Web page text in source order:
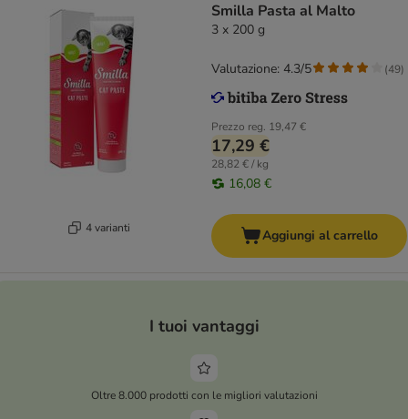
4 varianti
Smilla Pasta al Malto
3 x 200 g
Prezzo reg. 19,47 €
17,29 €
28,82 € / kg
16,08 €
Valutazione: 4.3/5 (49)
Aggiungi al carrello
I tuoi vantaggi
Oltre 8.000 prodotti con le migliori valutazioni